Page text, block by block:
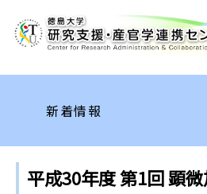
新着情報
平成30年度 第1回 顕